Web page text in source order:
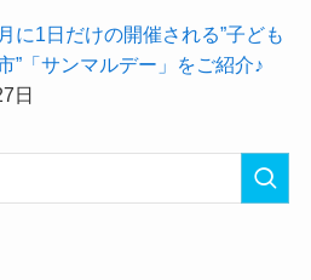
に1日だけの開催される”子ども
”「サンマルデー」をご紹介♪
日